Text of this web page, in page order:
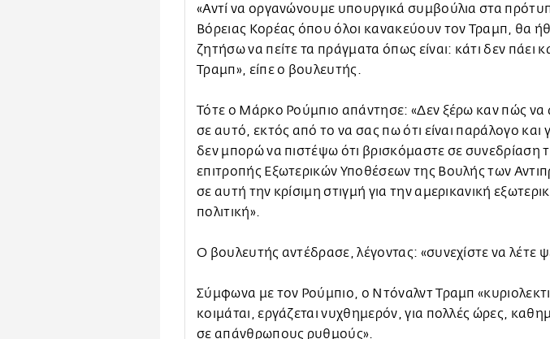
«Αντί να οργανώνουμε υπουργικά συμβούλια στα
Βόρειας Κορέας όπου όλοι κανακεύουν τον Τραμπ, θα
ζητήσω να πείτε τα πράγματα όπως είναι: κάτι δεν πάει
Τραμπ», είπε ο βουλευτής.
Τότε ο Μάρκο Ρούμπιο απάντησε: «Δεν ξέρω καν πώς να
σε αυτό, εκτός από το να σας πω ότι είναι παράλογο και
δεν μπορώ να πιστέψω ότι βρισκόμαστε σε συνεδρίαση
επιτροπής Εξωτερικών Υποθέσεων της Βουλής των
σε αυτή την κρίσιμη στιγμή για την αμερικανική
πολιτική».
Ο βουλευτής αντέδρασε, λέγοντας: «συνεχίστε να λέτε
Σύμφωνα με τον Ρούμπιο, ο Ντόναλντ Τραμπ
κοιμάται, εργάζεται νυχθημερόν, για πολλές ώρες,
σε απάνθρωπους ρυθμούς».